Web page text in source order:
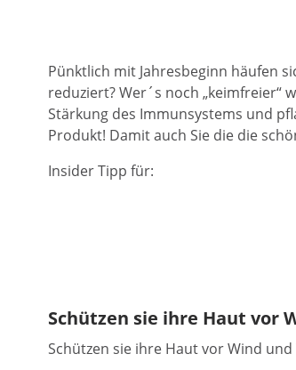
Pünktlich mit Jahresbeginn häufen
reduziert? Wer´s noch
Stärkung des Immunsystems und
Produkt! Damit auch Sie die die
Insider Tipp für:
Schützen sie ihre Haut vor
Schützen sie ihre Haut vor Wind